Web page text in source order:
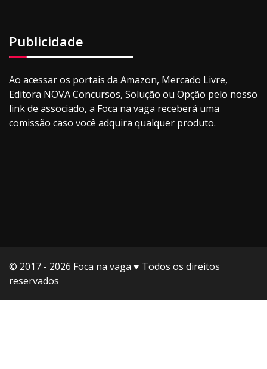
Publicidade
Ao acessar os portais da Amazon, Mercado Livre,
Editora NOVA Concursos, Solução ou Opção pelo nosso
link de associado, a Foca na vaga receberá uma
comissão caso você adquira qualquer produto.
© 2017 - 2026 Foca na vaga ♥️ Todos os direitos
reservados